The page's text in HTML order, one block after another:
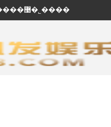
��ӭ���ʽ������ֽ��輯�����޹�˾����